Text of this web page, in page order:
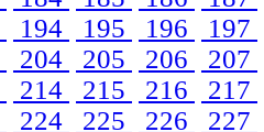
194 195 196
197
204 205 206
207
214 215 216
217
224 225 226
227